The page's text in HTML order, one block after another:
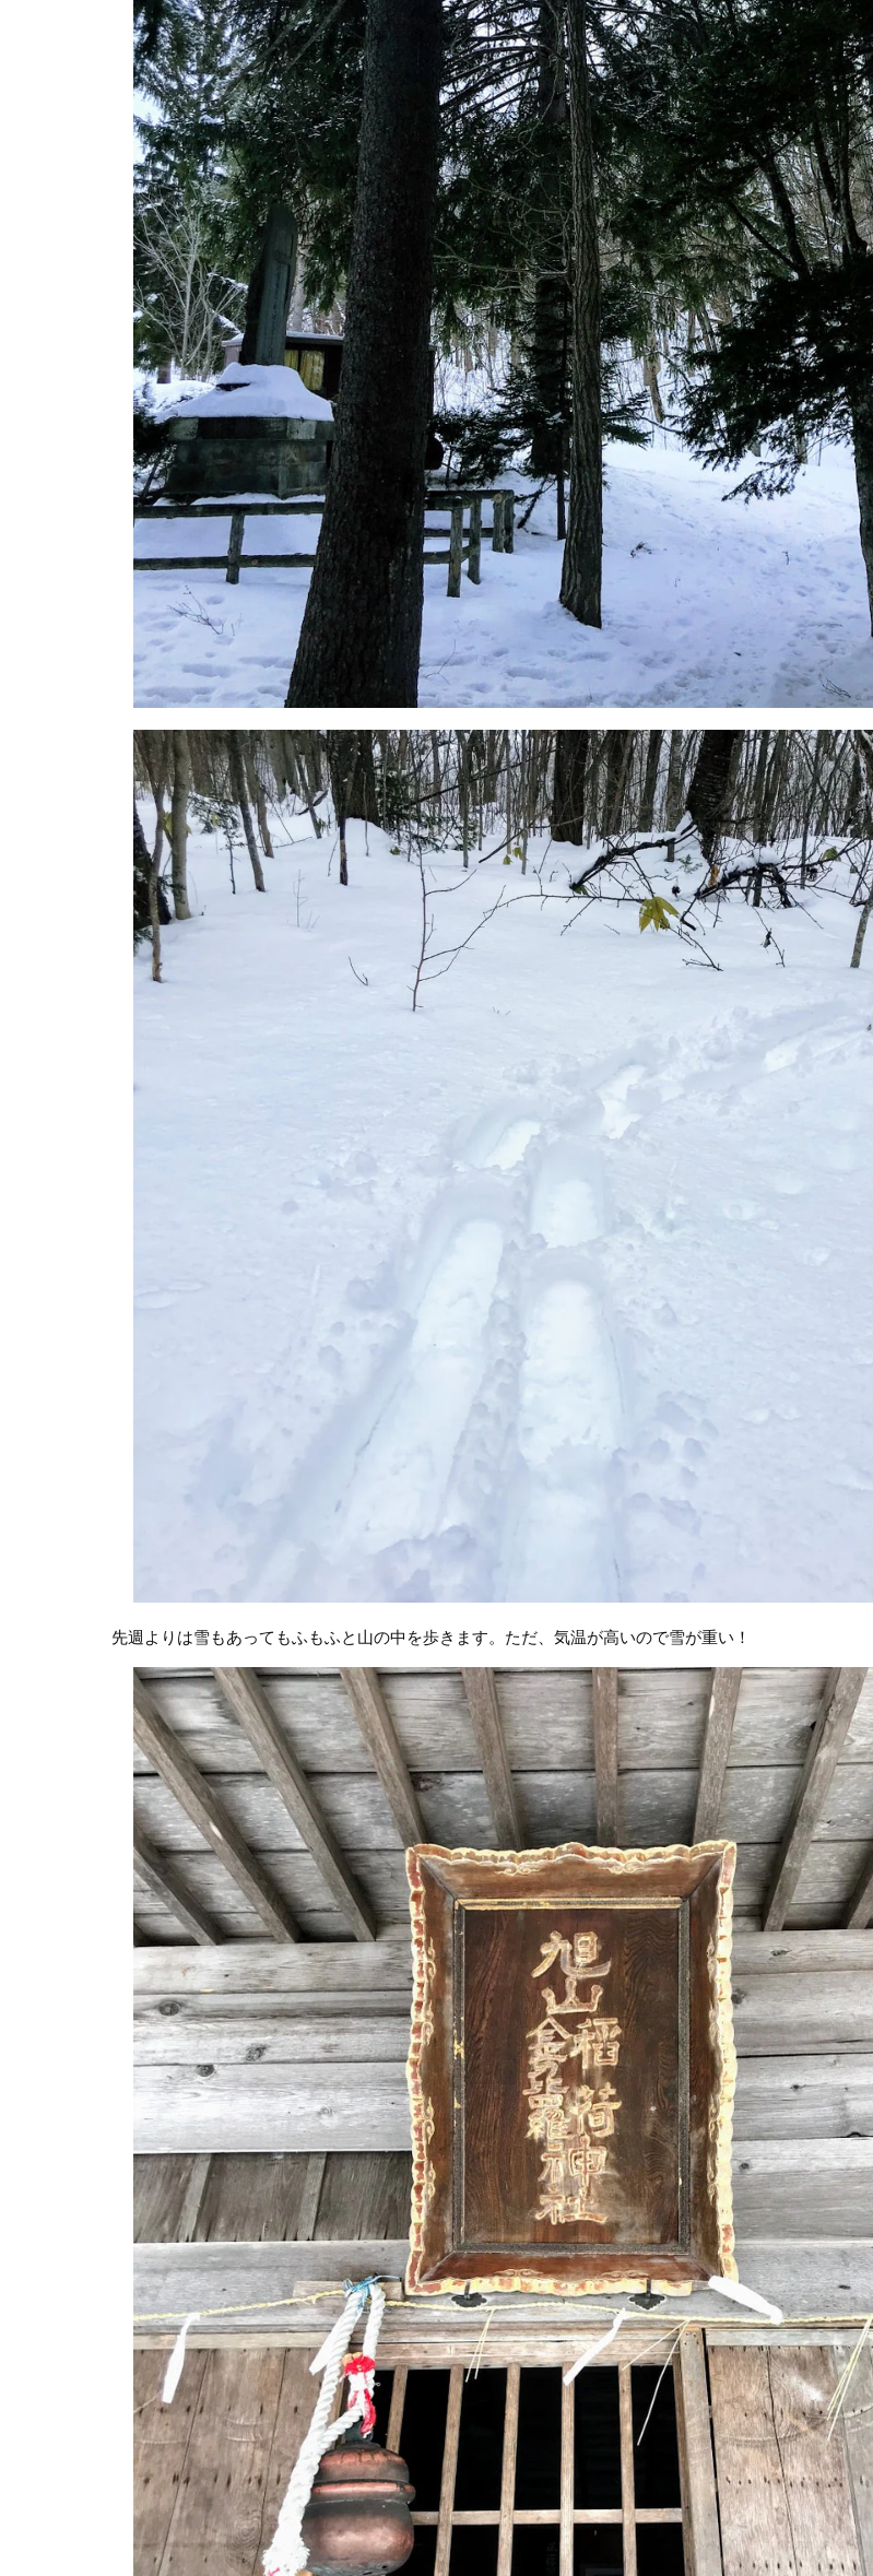
先週よりは雪もあってもふもふと山の中を歩きます。ただ、気温が高いので雪が重い！